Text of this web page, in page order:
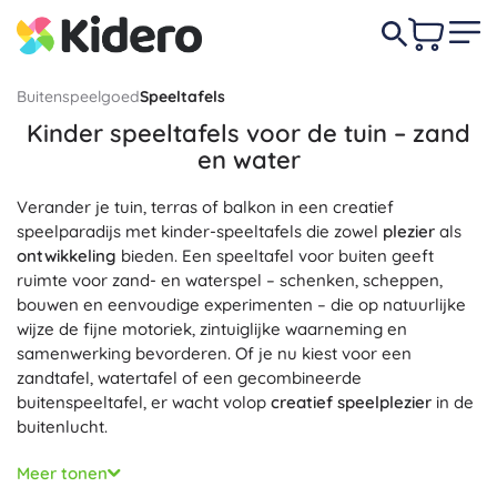
BuitenspeelgoedSpeeltafels
Kinder speeltafels voor de tuin – zand
en water
Verander je tuin, terras of balkon in een creatief
speelparadijs met kinder-speeltafels die zowel plezier als
ontwikkeling bieden. Een speeltafel voor buiten geeft
ruimte voor zand- en waterspel – schenken, scheppen,
bouwen en eenvoudige experimenten – die op natuurlijke
wijze de fijne motoriek, zintuiglijke waarneming en
samenwerking bevorderen. Of je nu kiest voor een
zandtafel, watertafel of een gecombineerde
buitenspeeltafel, er wacht volop creatief speelplezier in de
buitenlucht.
Onze buitenspeeltafels selecteren we met focus op
veiligheiden
Meer tonen